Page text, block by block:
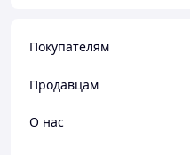
Очистные
водоподготовки.
Системы
Покупателям
Продавцам
О нас